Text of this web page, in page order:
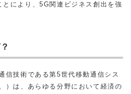
により、5G関連ビジネス創出を強
技術である第5世代移動通信シス
）は、あらゆる分野において経済の